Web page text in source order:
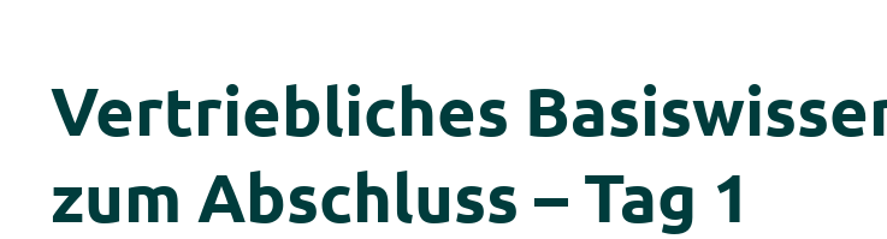
Vertriebliches
zum Abschluss – Tag 1